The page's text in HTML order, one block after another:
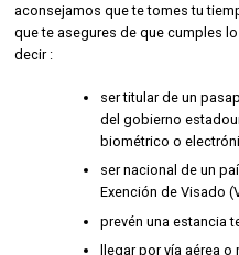
aconsejamos que te tomes tu
que te asegures de que cumples
decir :
ser titular de un
del gobierno
biométrico o
ser nacional de un
Exención de Visado
prevén una estancia
llegar por vía aérea